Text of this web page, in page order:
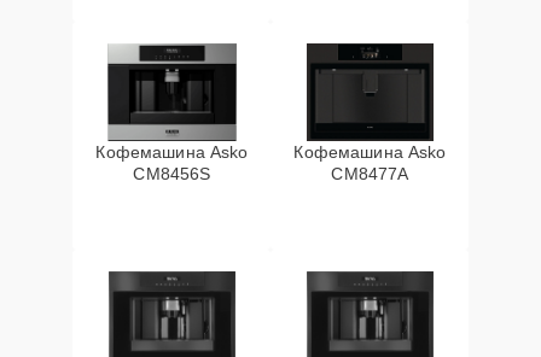
Кофемашина Asko
CM8456S
Кофемашина Asko
CM8477A